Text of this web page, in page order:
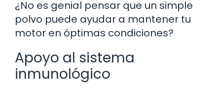
¿No es genial pensar que un simple
polvo puede ayudar a mantener tu
motor en óptimas condiciones?
Apoyo al sistema
inmunológico